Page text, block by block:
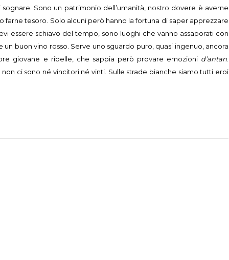
Sono un patrimonio dell’umanità, nostro dovere è averne
farne tesoro. Solo alcuni però hanno la fortuna di saper apprezzare
essere schiavo del tempo, sono luoghi che vanno assaporati con
buon vino rosso. Serve uno sguardo puro, quasi ingenuo, ancora
giovane e ribelle, che sappia però provare emozioni d’antan
ci sono né vincitori né vinti. Sulle strade bianche siamo tutti eroi